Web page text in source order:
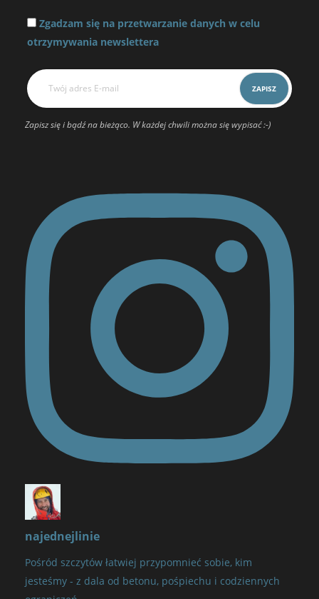
Zgadzam się na przetwarzanie danych w celu
otrzymywania newslettera
Zapisz się i bądź na bieżąco. W każdej chwili można się wypisać :-)
najednejlinie
Pośród szczytów łatwiej przypomnieć sobie, kim
jesteśmy - z dala od betonu, pośpiechu i codziennych